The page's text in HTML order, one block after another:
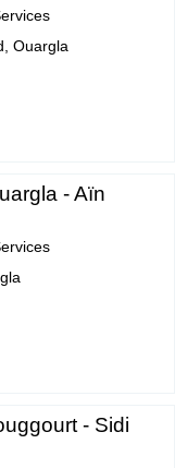
Ouargla
- Aïn
- Sidi